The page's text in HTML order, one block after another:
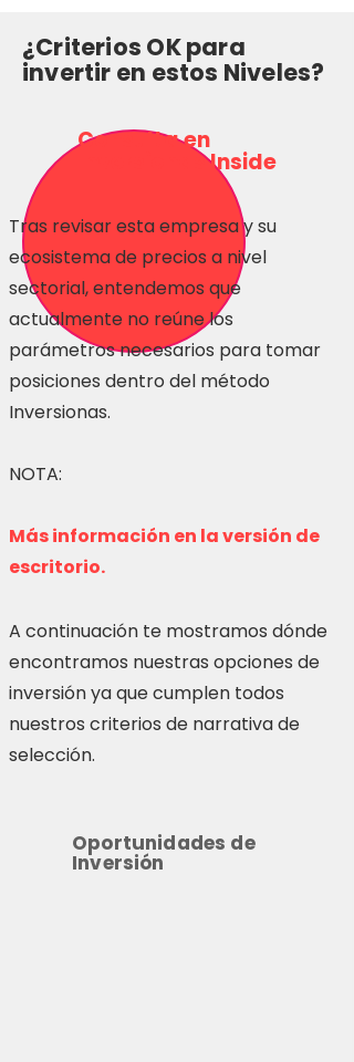
¿Criterios OK para
invertir en estos Niveles?
Consulta en
Inversionas Inside
Tras revisar esta empresa y su
ecosistema de precios a nivel
sectorial, entendemos que
actualmente no reúne los
parámetros necesarios para tomar
posiciones dentro del método
Inversionas.
NOTA:
Más información en la versión de
escritorio.
A continuación te mostramos dónde
encontramos nuestras opciones de
inversión ya que cumplen todos
nuestros criterios de narrativa de
selección.
Oportunidades de
Inversión